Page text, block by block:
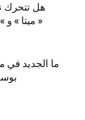
هل
« ميتا »
ما الجديد